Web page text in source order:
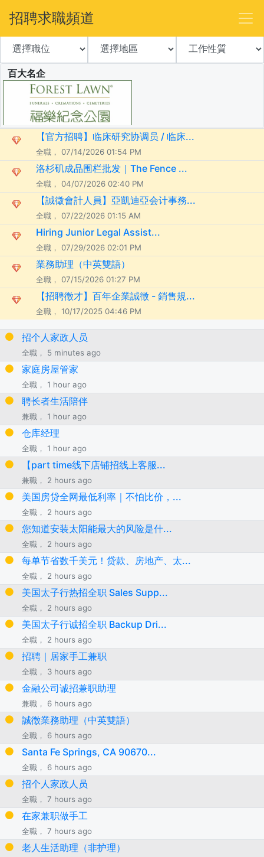
招聘求職頻道
百大名企
【官方招聘】临床研究协调员 / 临床...
全職， 07/14/2026 01:54 PM
洛杉矶成品围栏批发｜The Fence ...
全職， 04/07/2026 02:40 PM
【誠徵會計人員】亞凱迪亞会计事務...
全職， 07/22/2026 01:15 AM
Hiring Junior Legal Assist...
全職， 07/29/2026 02:01 PM
業務助理（中英雙語）
全職， 07/15/2026 01:27 PM
【招聘徵才】百年企業誠徵 - 銷售規...
全職， 10/17/2025 04:46 PM
招个人家政人员
全職， 5 minutes ago
家庭房屋管家
全職， 1 hour ago
聘长者生活陪伴
兼職， 1 hour ago
仓库经理
全職， 1 hour ago
【part time线下店铺招线上客服...
兼職， 2 hours ago
美国房贷全网最低利率｜不怕比价，...
全職， 2 hours ago
您知道安装太阳能最大的风险是什...
全職， 2 hours ago
每单节省数千美元！贷款、房地产、太...
全職， 2 hours ago
美国太子行热招全职 Sales Supp...
全職， 2 hours ago
美国太子行诚招全职 Backup Dri...
全職， 2 hours ago
招聘｜居家手工兼职
全職， 3 hours ago
金融公司诚招兼职助理
兼職， 6 hours ago
誠徵業務助理（中英雙語）
全職， 6 hours ago
Santa Fe Springs, CA 90670...
全職， 6 hours ago
招个人家政人员
全職， 7 hours ago
在家兼职做手工
全職， 7 hours ago
老人生活助理（非护理）